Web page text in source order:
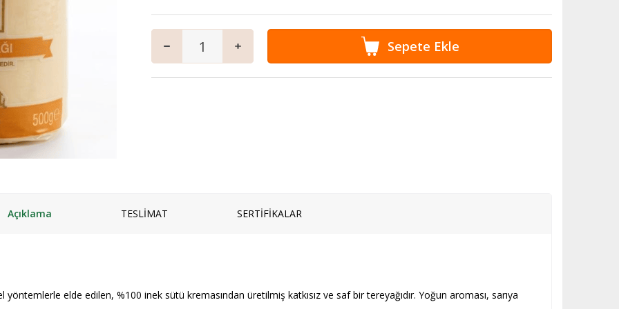
Manda
Kaymaklı
Yoğurt mayası
Salam
ve Kek Karışımları
Tatlı
Vegan Ürünler
Anne & Çocuk
Ev Yemekleri
ve Jeli
Açıklama TESLİMAT SERTİFİKALAR
elde edilen, %100 inek sütü kremasından üretilmiş katkısız ve saf bir tereyağıdır. Yoğun aroması, sarıya